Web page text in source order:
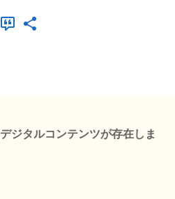
ジタルコンテンツが存在しま